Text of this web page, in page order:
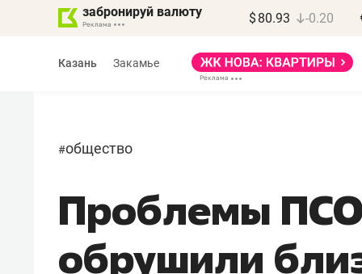
забронируй валюту $ 80.93 -0.20
Казань Закамье
#общество
Проблемы
обрушили
Марат Арсланов
«КирпичХолдинг»
«Главная задача